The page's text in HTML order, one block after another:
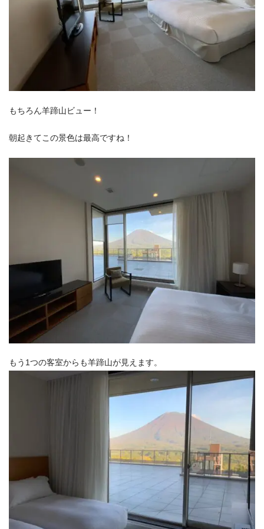
もちろん羊蹄山ビュー！
朝起きてこの景色は最高ですね！
もう1つの客室からも羊蹄山が見えます。